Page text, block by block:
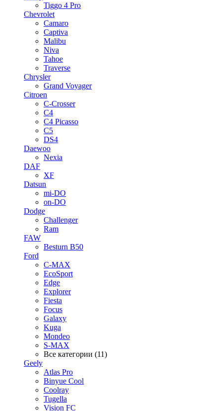
Tiggo 4 Pro
Chevrolet
Camaro
Captiva
Malibu
Niva
Tahoe
Traverse
Chrysler
Grand Voyager
Citroen
C-Crosser
C4
C4 Picasso
C5
DS4
Daewoo
Nexia
DAF
XF
Datsun
mi-DO
on-DO
Dodge
Challenger
Ram
FAW
Besturn B50
Ford
C-MAX
EcoSport
Edge
Explorer
Fiesta
Focus
Galaxy
Kuga
Mondeo
S-MAX
Все категории (11)
Geely
Atlas Pro
Binyue Cool
Coolray
Tugella
Vision FC